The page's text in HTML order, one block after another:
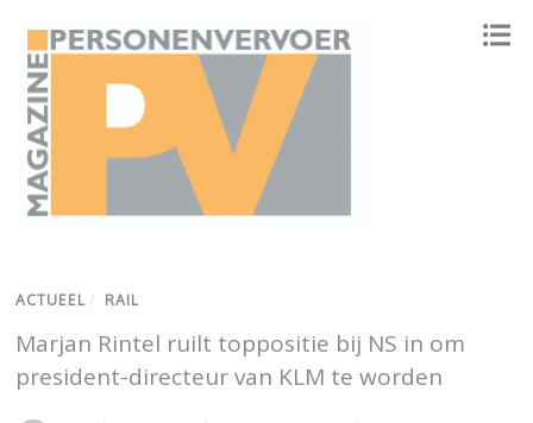
ACTUEEL / RAIL
Marjan Rintel ruilt toppositie bij NS in om
president-directeur van KLM te worden